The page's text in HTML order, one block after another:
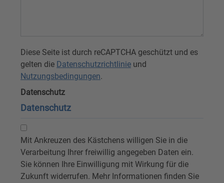
Diese Seite ist durch reCAPTCHA geschützt und es
gelten die Datenschutzrichtlinie und
Nutzungsbedingungen.
Datenschutz
Datenschutz
Mit Ankreuzen des Kästchens willigen Sie in die
Verarbeitung Ihrer freiwillig angegeben Daten ein.
Sie können Ihre Einwilligung mit Wirkung für die
Zukunft widerrufen. Mehr Informationen finden Sie